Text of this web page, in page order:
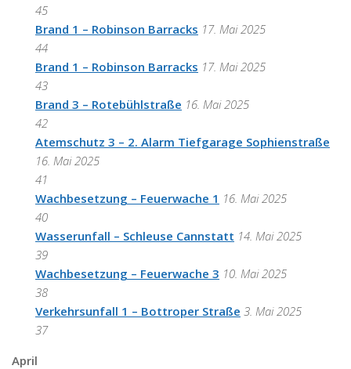
45
Brand 1 – Robinson Barracks 17. Mai 2025
44
Brand 1 – Robinson Barracks 17. Mai 2025
43
Brand 3 – Rotebühlstraße 16. Mai 2025
42
Atemschutz 3 – 2. Alarm Tiefgarage Sophienstraße
16. Mai 2025
41
Wachbesetzung – Feuerwache 1 16. Mai 2025
40
Wasserunfall – Schleuse Cannstatt 14. Mai 2025
39
Wachbesetzung – Feuerwache 3 10. Mai 2025
38
Verkehrsunfall 1 – Bottroper Straße 3. Mai 2025
37
April